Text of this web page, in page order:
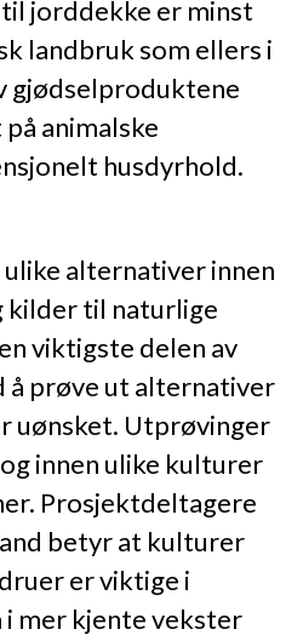
jorddekke er minst
landbruk som ellers i
gjødselproduktene
animalske
husdyrhold.
alternativer innen
til naturlige
viktigste delen av
prøve ut alternativer
uønsket. Utprøvinger
innen ulike kulturer
Prosjektdeltagere
betyr at kulturer
er viktige i
mer kjente vekster